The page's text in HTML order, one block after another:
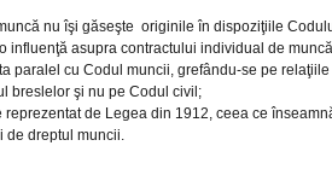
nu îşi găseşte originile în dispoziţiile
influenţă asupra contractului individual de
paralel cu Codul muncii, grefându-se pe relaţiile
breslelor şi nu pe Codul civil;
reprezentat de Legea din 1912, ceea ce
de dreptul muncii.